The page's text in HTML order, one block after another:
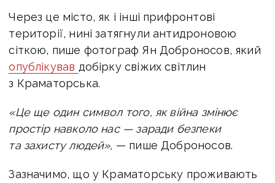
Через це місто, як і інші прифронтові
території, нині затягнули антидроновою
сіткою, пише фотограф Ян Доброносов, який
опублікував добірку свіжих світлин
з Краматорська.
«Це ще один символ того, як війна змінює
простір навколо нас — заради безпеки
та захисту людей», — пише Доброносов.
Зазначимо, що у Краматорську проживають